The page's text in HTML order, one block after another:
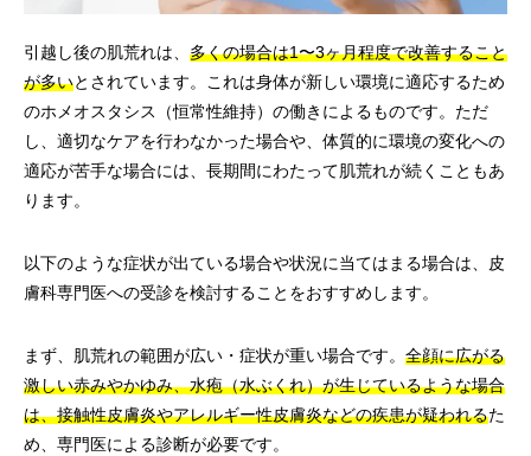
引越し後の肌荒れは、 多くの場合は1〜3ヶ月程度で改善すること
が多いとされています。これは身体が新しい環境に適応するため
のホメオスタシス（恒常性維持）の働きによるものです。ただ
し、適切なケアを行わなかった場合や、体質的に環境の変化への
適応が苦手な場合には、長期間にわたって肌荒れが続くこともあ
ります。
以下のような症状が出ている場合や状況に当てはまる場合は、皮
膚科専門医への受診を検討することをおすすめします。
まず、肌荒れの範囲が広い・症状が重い場合です。 全顔に広がる
激しい赤みやかゆみ、水疱（水ぶくれ）が生じているような場合
は、接触性皮膚炎やアレルギー性皮膚炎などの疾患が疑われるた
め、専門医による診断が必要です。